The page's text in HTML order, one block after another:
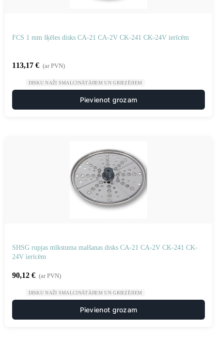
FCS 1 mm šķēles disks CA-21 CA-2V CK-241 CK-24V ierīcēm
113,17 € (ar PVN)
DISKU NAŽI SMALCINĀTĀJIEM UN GRIEZĒJIEM
Pievienot grozam
SHSG rupjas mīkstuma malšanas disks CA-21 CA-2V CK-241 CK-
24V ierīcēm
90,12 € (ar PVN)
DISKU NAŽI SMALCINĀTĀJIEM UN GRIEZĒJIEM
Pievienot grozam